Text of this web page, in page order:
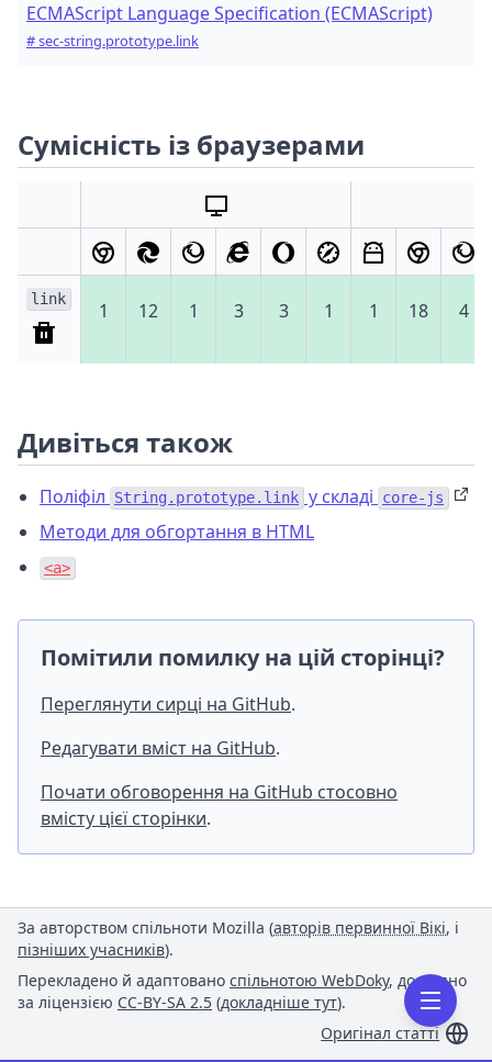
ECMAScript Language Specification (ECMAScript)
# sec-string.prototype.link
Сумісність із браузерами
link 1 12 1 3 3 1 1 18 4
Дивіться також
Поліфіл String.prototype.link у складі core-js
Методи для обгортання в HTML
<a>
Помітили помилку на цій сторінці?
Переглянути сирці на GitHub.
Редагувати вміст на GitHub.
Почати обговорення на GitHub стосовно
вмісту цієї сторінки.
За авторством спільноти Mozilla (авторів первинної Вікі, і
пізніших учасників).
Перекладено й адаптовано спільнотою WebDoky, доступно
за ліцензією CC-BY-SA 2.5 (докладніше тут).
Оригінал статті